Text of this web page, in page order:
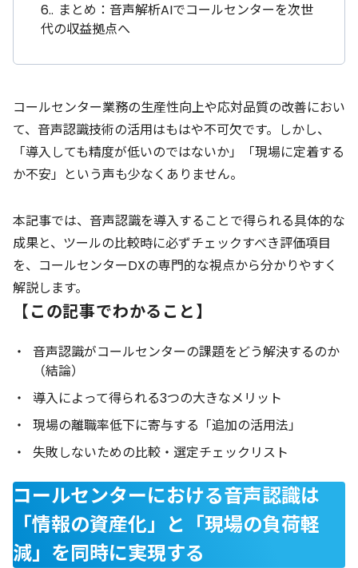
6. まとめ：音声解析AIでコールセンターを次世
代の収益拠点へ
コールセンター業務の生産性向上や応対品質の改善におい
て、音声認識技術の活用はもはや不可欠です。しかし、
「導入しても精度が低いのではないか」「現場に定着する
か不安」という声も少なくありません。
本記事では、音声認識を導入することで得られる具体的な
成果と、ツールの比較時に必ずチェックすべき評価項目
を、コールセンターDXの専門的な視点から分かりやすく
解説します。
【この記事でわかること】
音声認識がコールセンターの課題をどう解決するのか
（結論）
導入によって得られる3つの大きなメリット
現場の離職率低下に寄与する「追加の活用法」
失敗しないための比較・選定チェックリスト
コールセンターにおける音声認識は
「情報の資産化」と「現場の負荷軽
減」を同時に実現する